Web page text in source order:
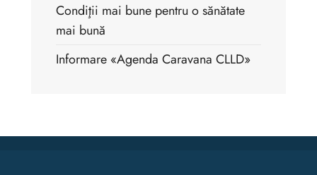
Condiţii mai bune pentru o sănătate
mai bună
Informare «Agenda Caravana CLLD»